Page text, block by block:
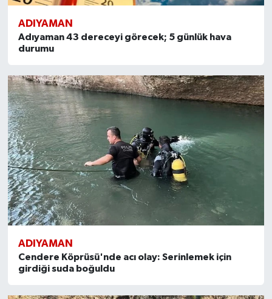
ADIYAMAN
Adıyaman 43 dereceyi görecek; 5 günlük hava
durumu
ADIYAMAN
Cendere Köprüsü'nde acı olay: Serinlemek için
girdiği suda boğuldu